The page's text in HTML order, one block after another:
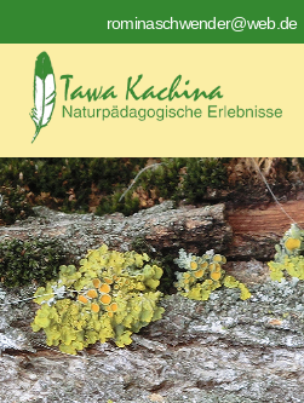
rominaschwender@web.de